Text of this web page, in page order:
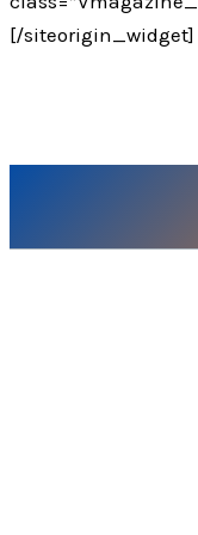
[/siteorigin_widget]